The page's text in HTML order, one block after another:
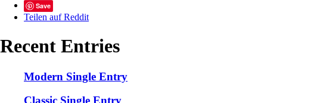
Save
Teilen auf Reddit
Recent Entries
Modern Single Entry